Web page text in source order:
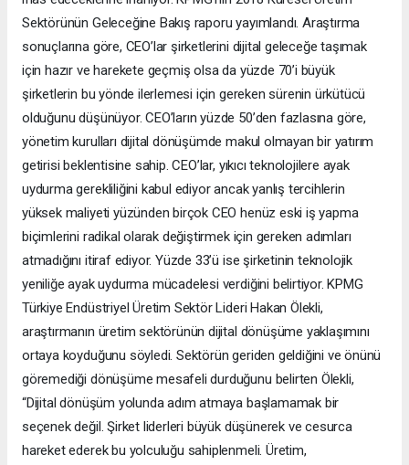
Sektörünün Geleceğine Bakış raporu yayımlandı. Araştırma
sonuçlarına göre, CEO’lar şirketlerini dijital geleceğe taşımak
için hazır ve harekete geçmiş olsa da yüzde 70’i büyük
şirketlerin bu yönde ilerlemesi için gereken sürenin ürkütücü
olduğunu düşünüyor. CEO’ların yüzde 50’den fazlasına göre,
yönetim kurulları dijital dönüşümde makul olmayan bir yatırım
getirisi beklentisine sahip. CEO’lar, yıkıcı teknolojilere ayak
uydurma gerekliliğini kabul ediyor ancak yanlış tercihlerin
yüksek maliyeti yüzünden birçok CEO henüz eski iş yapma
biçimlerini radikal olarak değiştirmek için gereken adımları
atmadığını itiraf ediyor. Yüzde 33’ü ise şirketinin teknolojik
yeniliğe ayak uydurma mücadelesi verdiğini belirtiyor. KPMG
Türkiye Endüstriyel Üretim Sektör Lideri Hakan Ölekli,
araştırmanın üretim sektörünün dijital dönüşüme yaklaşımını
ortaya koyduğunu söyledi. Sektörün geriden geldiğini ve önünü
göremediği dönüşüme mesafeli durduğunu belirten Ölekli,
“Dijital dönüşüm yolunda adım atmaya başlamamak bir
seçenek değil. Şirket liderleri büyük düşünerek ve cesurca
hareket ederek bu yolculuğu sahiplenmeli. Üretim,